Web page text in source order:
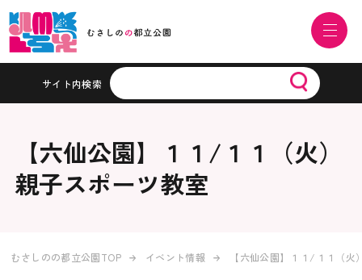
サイト内検索
【六仙公園】１１/１１（火）
親子スポーツ教室
むさしのの都立公園TOP イベント情報 【六仙公園】１１/１１（火